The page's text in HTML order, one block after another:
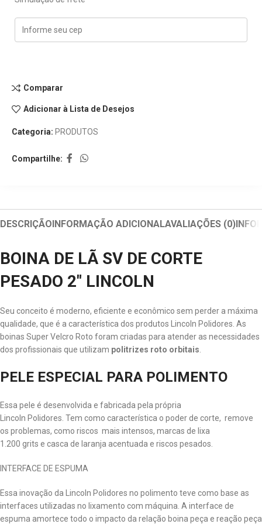
Comparar
Adicionar à Lista de Desejos
Categoria: PRODUTOS
Compartilhe:
DESCRIÇÃOINFORMAÇÃO ADICIONALAVALIAÇÕES (0)
BOINA DE LÃ SV DE CORTE
PESADO 2″ LINCOLN
Seu conceito é moderno, eficiente e econômico sem perder a máxima
qualidade, que é a característica dos produtos Lincoln Polidores. As
boinas Super Velcro Roto foram criadas para atender as necessidades
dos profissionais que utilizam politrizes roto orbitais
PELE ESPECIAL PARA POLIMENTO
Essa pele é desenvolvida e fabricada pela própria
Lincoln Polidores. Tem como característica o poder de corte, remove
os problemas, como riscos mais intensos, marcas de lixa
1.200 grits e casca de laranja acentuada e riscos pesados.
INTERFACE DE ESPUMA
Essa inovação da Lincoln Polidores no polimento teve como base as
interfaces utilizadas no lixamento com máquina. A interface de
espuma amortece todo o impacto da relação boina peça e reação peça